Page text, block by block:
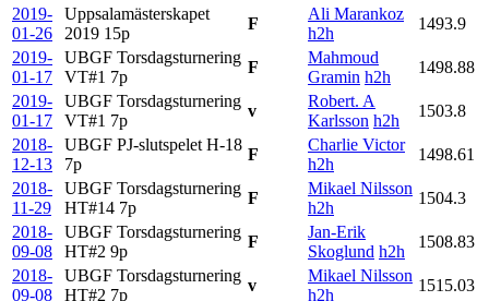
2019-
01-26
Uppsalamästerskapet
2019 15p
F
Ali Marankoz
h2h
1493.9
2019-
01-17
UBGF Torsdagsturnering
VT#1 7p
F
Mahmoud
Gramin h2h
1498.88
2019-
01-17
UBGF Torsdagsturnering
VT#1 7p
v
Robert. A
Karlsson h2h
1503.8
2018-
12-13
UBGF PJ-slutspelet H-18
7p
F
Charlie Victor
h2h
1498.61
2018-
11-29
UBGF Torsdagsturnering
HT#14 7p
F
Mikael Nilsson
h2h
1504.3
2018-
09-08
UBGF Torsdagsturnering
HT#2 9p
F
Jan-Erik
Skoglund h2h
1508.83
2018-
09-08
UBGF Torsdagsturnering
HT#2 7p
v
Mikael Nilsson
h2h
1515.03